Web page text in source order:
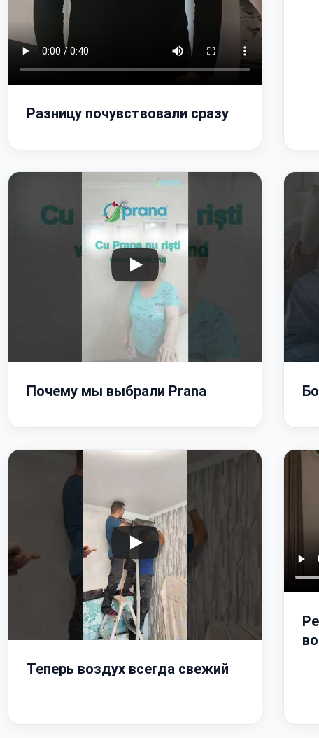
Разницу почувствовали сразу
Почему мы выбрали Prana
Теперь воздух всегда свежий